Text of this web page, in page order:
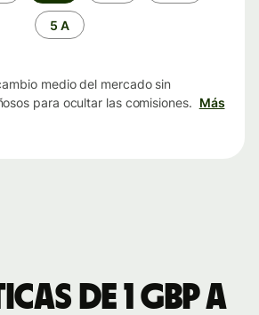
5 A
medio del mercado sin
para ocultar las comisiones. Más
de 1 GBP a